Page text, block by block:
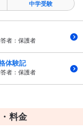
中学受験
者：保護者
体験記
者：保護者
料金